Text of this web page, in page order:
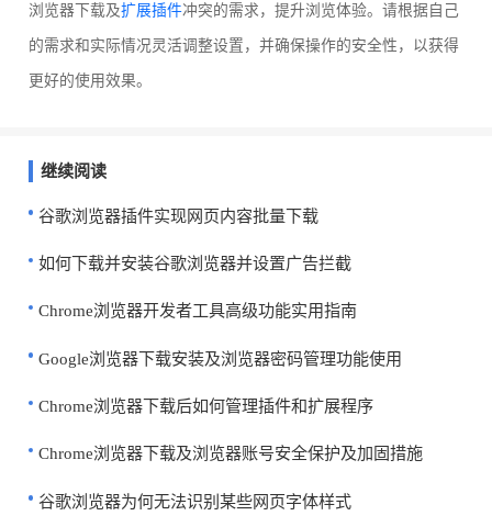
浏览器下载及扩展插件冲突的需求，提升浏览体验。请根据自己
的需求和实际情况灵活调整设置，并确保操作的安全性，以获得
更好的使用效果。
继续阅读
谷歌浏览器插件实现网页内容批量下载
如何下载并安装谷歌浏览器并设置广告拦截
Chrome浏览器开发者工具高级功能实用指南
Google浏览器下载安装及浏览器密码管理功能使用
Chrome浏览器下载后如何管理插件和扩展程序
Chrome浏览器下载及浏览器账号安全保护及加固措施
谷歌浏览器为何无法识别某些网页字体样式